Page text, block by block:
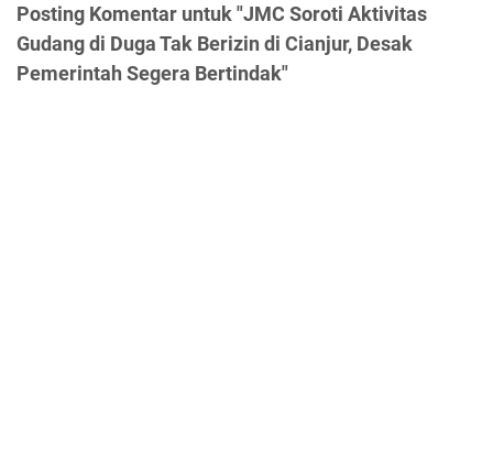
Posting Komentar untuk "JMC Soroti Aktivitas
Gudang di Duga Tak Berizin di Cianjur, Desak
Pemerintah Segera Bertindak"